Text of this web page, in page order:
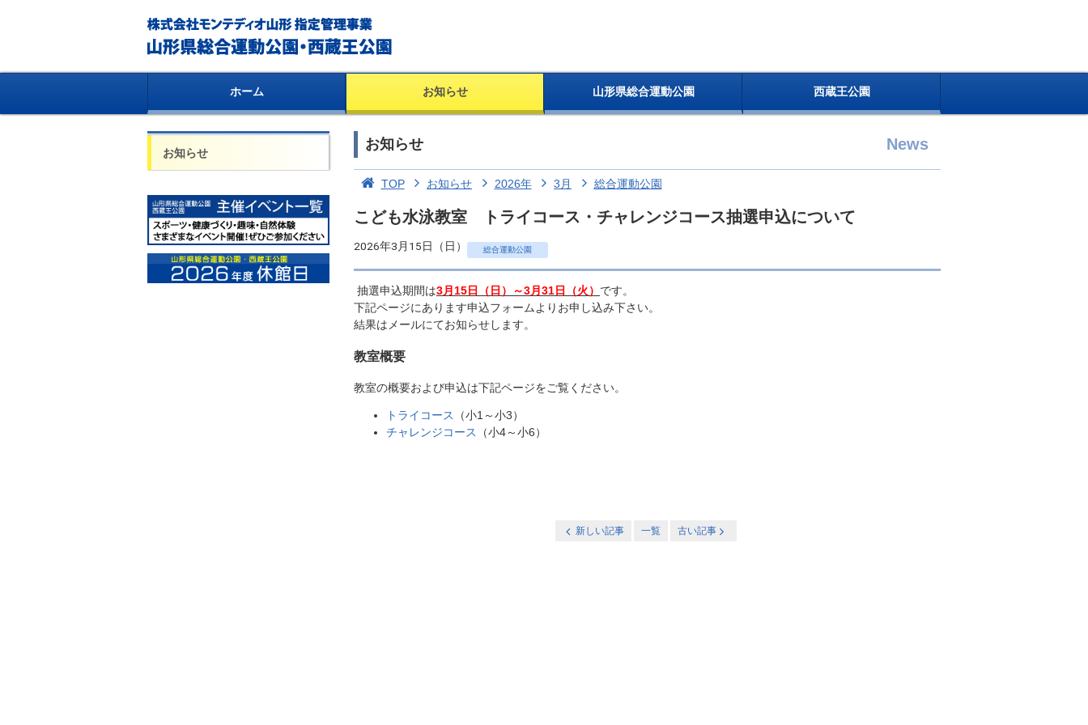
ホーム お知らせ 山形県総合運動公園 西蔵王公園
お知らせ
お知らせ News
TOP お知らせ 2026年 3月 総合運動公園
こども水泳教室 トライコース・チャレンジコース抽選申込について
2026年3月15日（日） 総合運動公園
抽選申込期間は3月15日（日）～3月31日（火） です。
下記ページにあります申込フォームよりお申し込み下さい。
結果はメールにてお知らせします。
教室概要
教室の概要および申込は下記ページをご覧ください。
トライコース
（小1～小3）
チャレンジコース
（小4～小6）
新しい記事 一覧 古い記事